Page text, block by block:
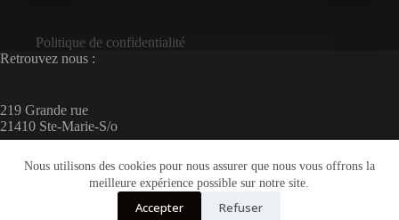
Nous utilisons des cookies pour nous assurer que nous vous offrons la
meilleure expérience possible sur notre site.
Accepter Refuser
choisies
sur
du
produit
Politique de confidentialité
Retrouvez nous :
219 Grande rue
21410 Ste-Marie-S/o
Politique de confidentialité